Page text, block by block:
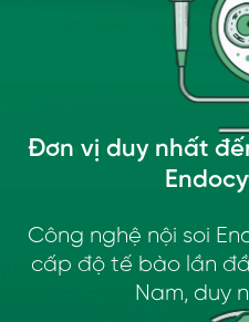
Đơn vị duy nhất
Công nghệ nội soi
cấp độ tế bào lần
Nam, duy